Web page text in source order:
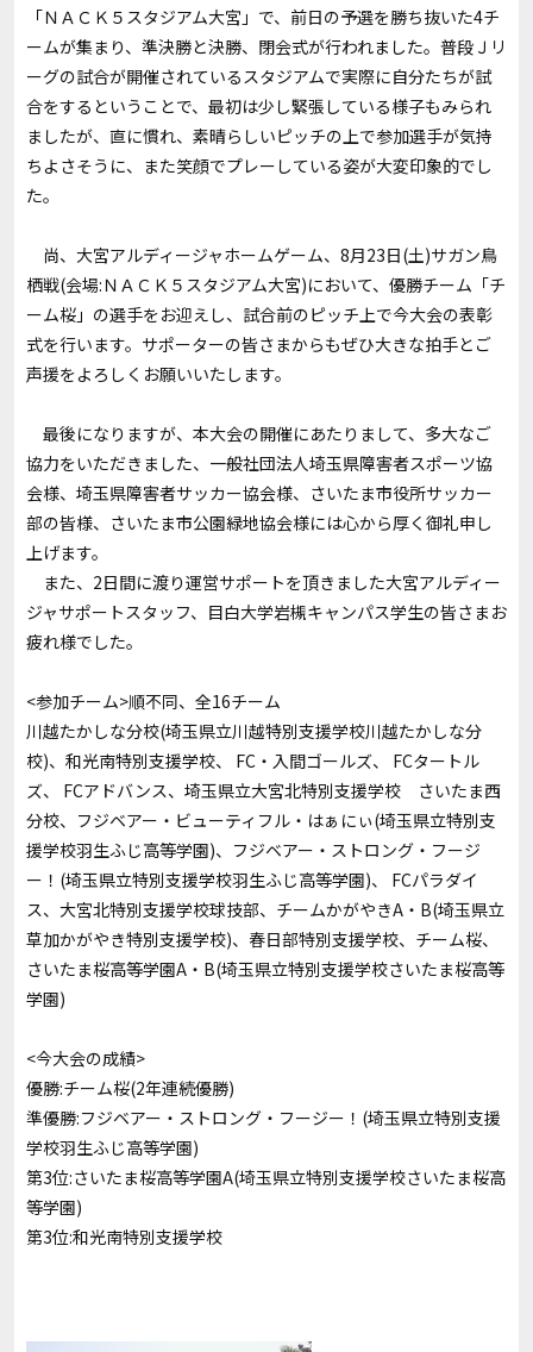
「ＮＡＣＫ５スタジアム大宮」で、前日の予選を勝ち抜いた4チ
ームが集まり、準決勝と決勝、閉会式が行われました。普段Ｊリ
ーグの試合が開催されているスタジアムで実際に自分たちが試
合をするということで、最初は少し緊張している様子もみられ
ましたが、直に慣れ、素晴らしいピッチの上で参加選手が気持
ちよさそうに、また笑顔でプレーしている姿が大変印象的でし
た。
尚、大宮アルディージャホームゲーム、8月23日(土)サガン鳥
栖戦(会場:ＮＡＣＫ５スタジアム大宮)において、優勝チーム「チ
ーム桜」の選手をお迎えし、試合前のピッチ上で今大会の表彰
式を行います。サポーターの皆さまからもぜひ大きな拍手とご
声援をよろしくお願いいたします。
最後になりますが、本大会の開催にあたりまして、多大なご
協力をいただきました、一般社団法人埼玉県障害者スポーツ協
会様、埼玉県障害者サッカー協会様、さいたま市役所サッカー
部の皆様、さいたま市公園緑地協会様には心から厚く御礼申し
上げます。
また、2日間に渡り運営サポートを頂きました大宮アルディー
ジャサポートスタッフ、目白大学岩槻キャンパス学生の皆さまお
疲れ様でした。
<参加チーム>順不同、全16チーム
川越たかしな分校(埼玉県立川越特別支援学校川越たかしな分
校)、和光南特別支援学校、 FC・入間ゴールズ、 FCタートル
ズ、 FCアドバンス、埼玉県立大宮北特別支援学校 さいたま西
分校、フジベアー・ビューティフル・はぁにぃ(埼玉県立特別支
援学校羽生ふじ高等学園)、フジベアー・ストロング・フージ
ー！(埼玉県立特別支援学校羽生ふじ高等学園)、 FCパラダイ
ス、大宮北特別支援学校球技部、チームかがやきA・B(埼玉県立
草加かがやき特別支援学校)、春日部特別支援学校、チーム桜、
さいたま桜高等学園A・B(埼玉県立特別支援学校さいたま桜高等
学園)
<今大会の成績>
優勝:チーム桜(2年連続優勝)
準優勝:フジベアー・ストロング・フージー！(埼玉県立特別支援
学校羽生ふじ高等学園)
第3位:さいたま桜高等学園A(埼玉県立特別支援学校さいたま桜高
等学園)
第3位:和光南特別支援学校